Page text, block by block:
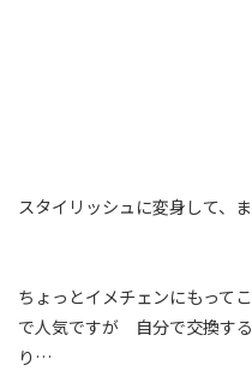
スタイリッシュに変身して、
ちょっとイメチェンにもって
で人気ですが 自分で交換す
り…